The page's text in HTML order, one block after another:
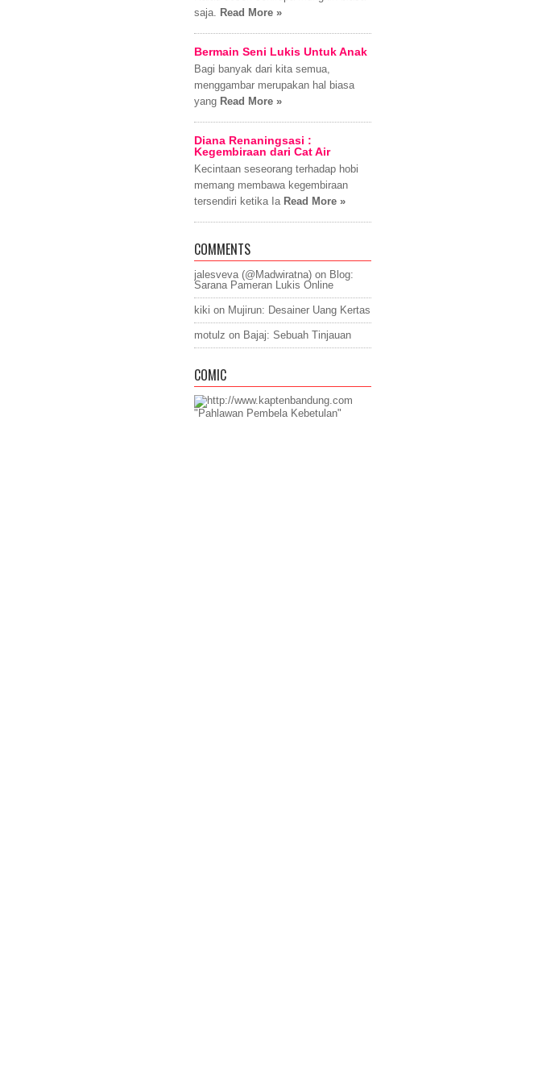
saja. Read More »
Bermain Seni Lukis Untuk Anak
Bagi banyak dari kita semua,
menggambar merupakan hal biasa
yang Read More »
Diana Renaningsasi :
Kegembiraan dari Cat Air
Kecintaan seseorang terhadap hobi
memang membawa kegembiraan
tersendiri ketika Ia Read More »
COMMENTS
jalesveva (@Madwiratna) on Blog:
Sarana Pameran Lukis Online
kiki on Mujirun: Desainer Uang Kertas
motulz on Bajaj: Sebuah Tinjauan
COMIC
"Pahlawan Pembela Kebetulan"